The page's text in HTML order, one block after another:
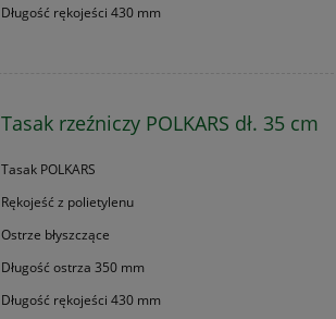
Długość rękojeści 430 mm
Tasak rzeźniczy POLKARS dł. 35 cm
Tasak POLKARS
Rękojeść z polietylenu
Ostrze błyszczące
Długość ostrza 350 mm
Długość rękojeści 430 mm